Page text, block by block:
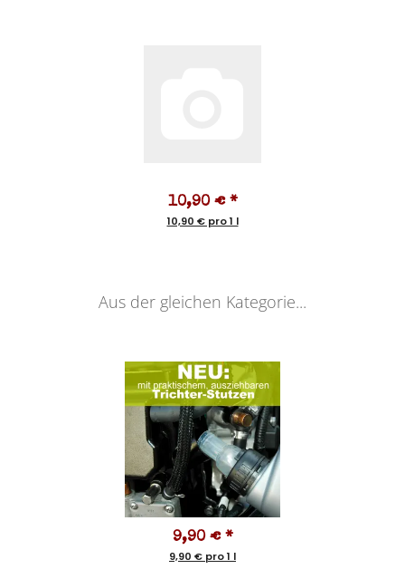
10,90 € *
10,90 € pro 1 l
Aus der gleichen Kategorie...
9,90 € *
9,90 € pro 1 l